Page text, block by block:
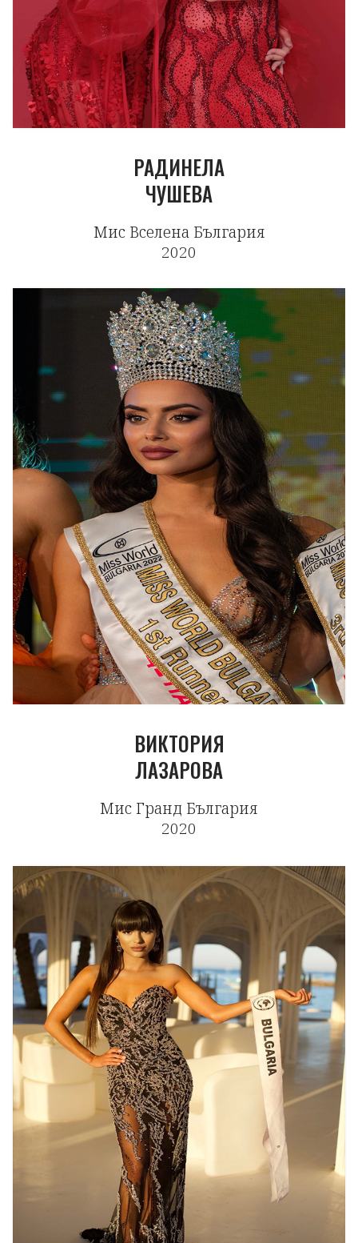
РАДИНЕЛА
ЧУШЕВА
Мис Вселена България
2020
ВИКТОРИЯ
ЛАЗАРОВА
Мис Гранд България
2020